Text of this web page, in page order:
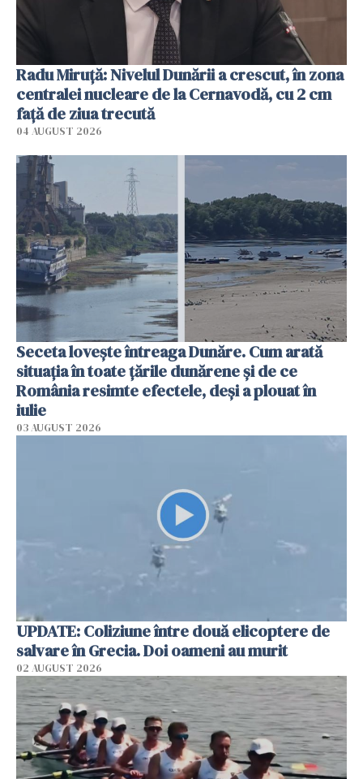
Radu Miruţă: Nivelul Dunării a crescut, în zona
centralei nucleare de la Cernavodă, cu 2 cm
faţă de ziua trecută
04 AUGUST 2026
Seceta lovește întreaga Dunăre. Cum arată
situația în toate țările dunărene și de ce
România resimte efectele, deși a plouat în
iulie
03 AUGUST 2026
UPDATE: Coliziune între două elicoptere de
salvare în Grecia. Doi oameni au murit
02 AUGUST 2026